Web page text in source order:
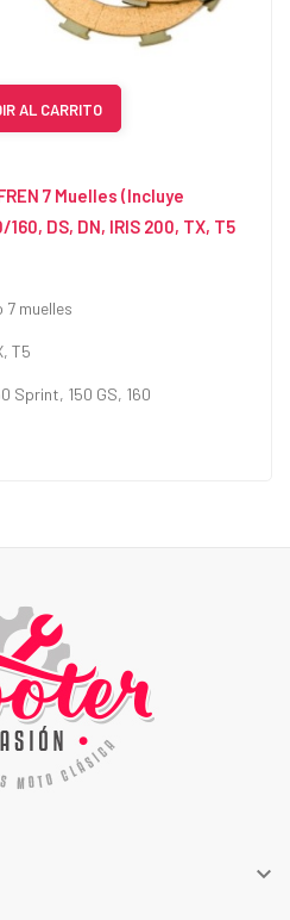
AL CARRITO
7 Muelles (Incluye
DS, DN, IRIS 200, TX, T5
muelles
T5
Sprint, 150 GS, 160
